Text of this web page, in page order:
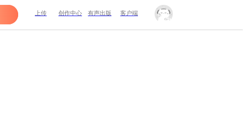
上传 创作中心 有声出版 客户端